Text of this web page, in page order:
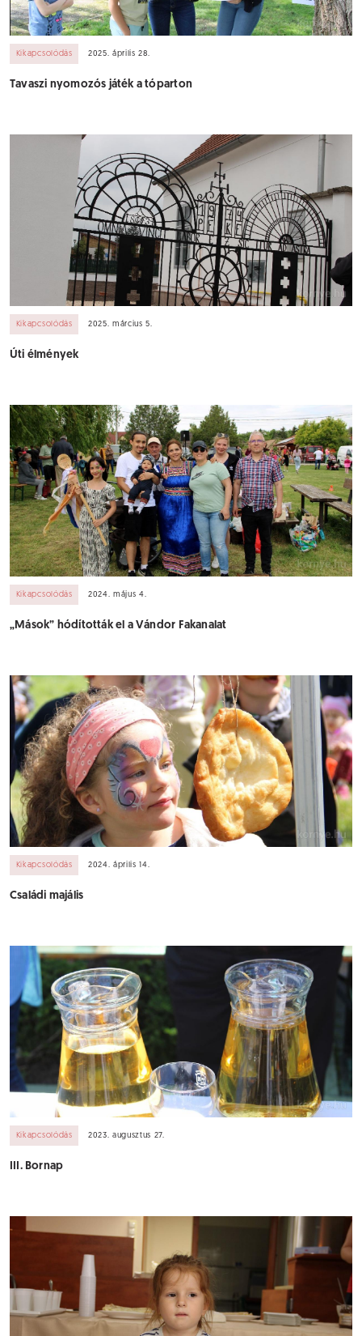
Kikapcsolódás 2025. április 28.
Tavaszi nyomozós játék a tóparton
Kikapcsolódás 2025. március 5.
Úti élmények
Kikapcsolódás 2024. május 4.
„Mások” hódították el a Vándor Fakanalat
Kikapcsolódás 2024. április 14.
Családi majális
Kikapcsolódás 2023. augusztus 27.
III. Bornap